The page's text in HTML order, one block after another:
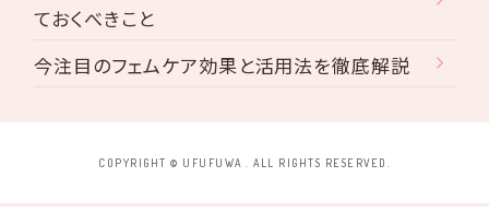
ておくべきこと
今注目のフェムケア効果と活用法を徹底解説
COPYRIGHT © UFUFUWA . ALL RIGHTS RESERVED.